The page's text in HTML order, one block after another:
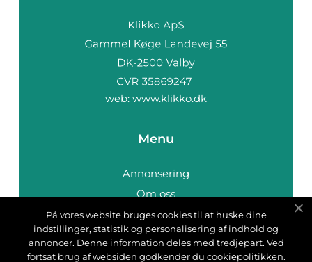
web: www.klikko.dk
Menu
Annonsering
Om oss
Cookies
Kontakta oss
Sitemap
På vores website bruges cookies til at huske dine
indstillinger, statistik og personalisering af indhold og
annoncer. Denne information deles med tredjepart. Ved
fortsat brug af websiden godkender du cookiepolitikken.